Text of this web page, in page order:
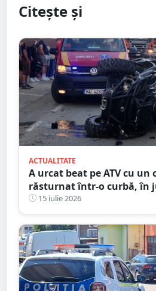
Citește și
ACTUALITATE
A urcat beat pe ATV cu un
răsturnat într-o curbă, în
15 iulie 2026